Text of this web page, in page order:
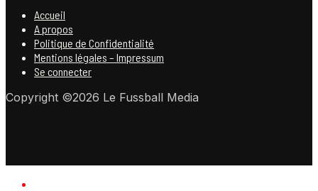
Accueil
A propos
Politique de Confidentialité
Mentions légales – Impressum
Se connecter
Copyright ©2026 Le Fussball Media